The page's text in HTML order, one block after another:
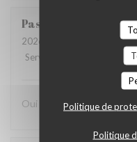
Politique de
Politique
Pascal
2026-07-13
- 20:00 -
Service
/
Oui sans hesitation